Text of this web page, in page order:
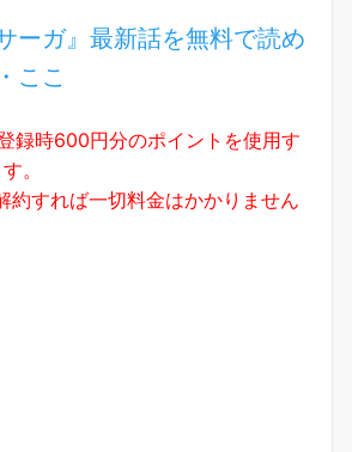
ーガ』最新話を無料で読め
ここ
録時600円分のポイントを使用す
。
約すれば一切料金はかかりません